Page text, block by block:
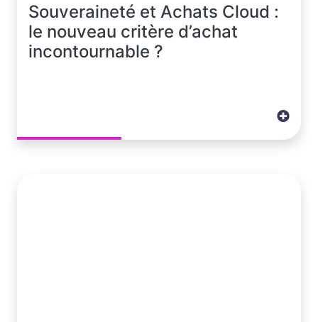
Souveraineté et Achats Cloud :
le nouveau critère d’achat
incontournable ?